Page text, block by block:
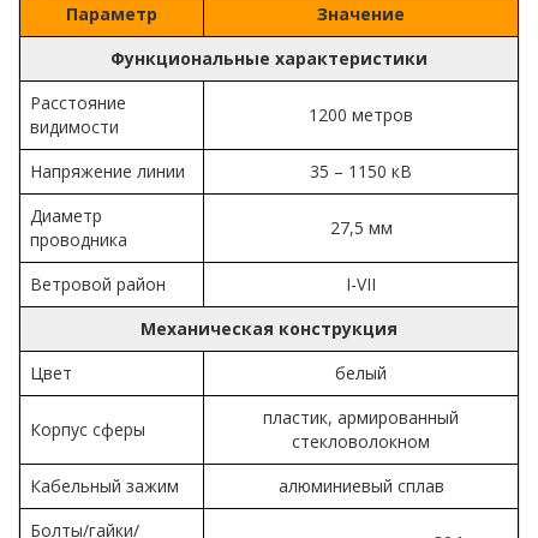
Параметр
Значение
Функциональные характеристики
Расстояние
видимости
1200 метров
Напряжение линии
35 – 1150 кВ
Диаметр
проводника
27,5 мм
Ветровой район
I-VII
Механическая конструкция
Цвет
белый
Корпус сферы
пластик, армированный
стекловолокном
Кабельный зажим
алюминиевый сплав
Болты/гайки/